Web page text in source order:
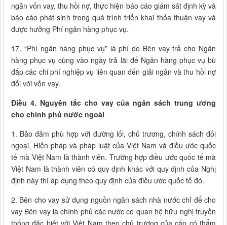
ngân vốn vay, thu hồi nợ, thực hiện báo cáo giám sát định kỳ và
báo cáo phát sinh trong quá trình triển khai thỏa thuận vay và
được hưởng Phí ngân hàng phục vụ.
17. “Phí ngân hàng phục vụ” là phí do Bên vay trả cho Ngân
hàng phục vụ cùng vào ngày trả lãi để Ngân hàng phục vụ bù
đắp các chi phí nghiệp vụ liên quan đến giải ngân và thu hồi nợ
đối với vốn vay.
Điều 4. Nguyên tắc cho vay của ngân sách trung ương
cho chính phủ nước ngoài
1. Bảo đảm phù hợp với đường lối, chủ trương, chính sách đối
ngoại, Hiến pháp và pháp luật của Việt Nam và điều ước quốc
tế mà Việt Nam là thành viên. Trường hợp điều ước quốc tế mà
Việt Nam là thành viên có quy định khác với quy định của Nghị
định này thì áp dụng theo quy định của điều ước quốc tế đó.
2. Bên cho vay sử dụng nguồn ngân sách nhà nước chỉ để cho
vay Bên vay là chính phủ các nước có quan hệ hữu nghị truyền